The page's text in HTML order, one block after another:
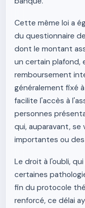
Cette même loi a
du questionnaire
dont le montant
un certain plafond,
remboursement
généralement fixé
facilite l'accès à
personnes
qui, auparavant,
importantes ou
Le droit à l'oubli,
certaines
fin du protocole
renforcé, ce délai